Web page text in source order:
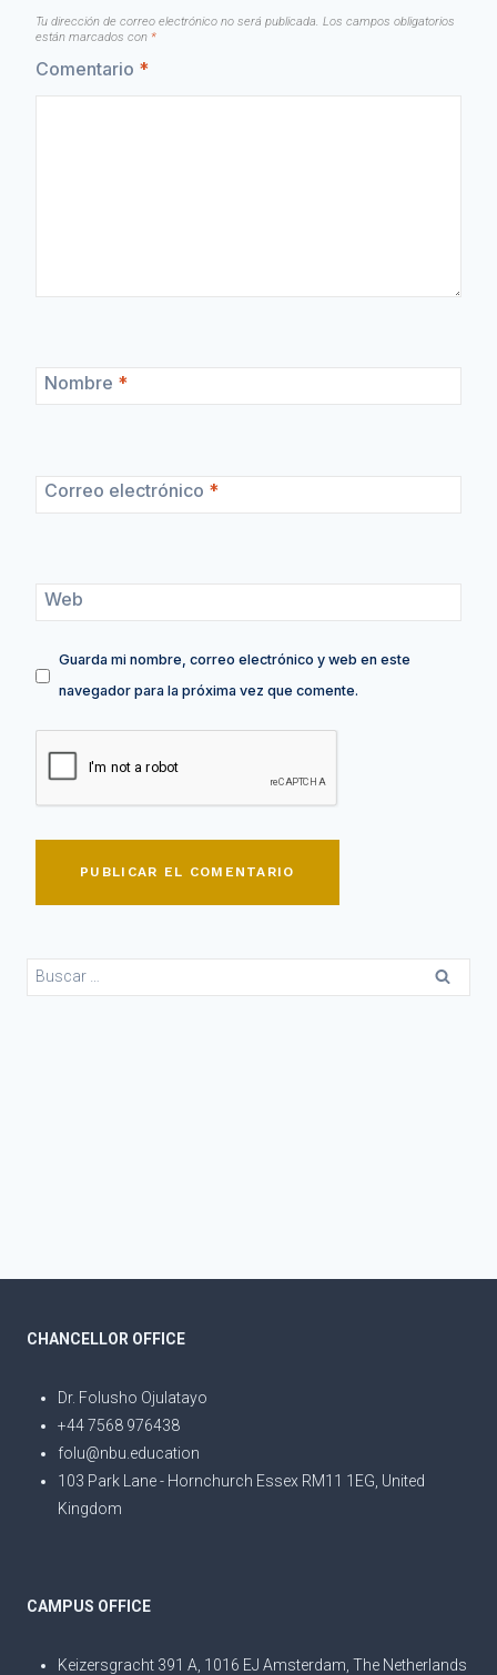
Tu dirección de correo electrónico no será publicada. Los campos obligatorios
están marcados con *
Comentario *
Nombre *
Correo electrónico *
Web
Guarda mi nombre, correo electrónico y web en este
navegador para la próxima vez que comente.
CHANCELLOR OFFICE
Dr. Folusho Ojulatayo
+44 7568 976438
folu@nbu.education
103 Park Lane - Hornchurch Essex RM11 1EG, United
Kingdom
CAMPUS OFFICE
Keizersgracht 391 A, 1016 EJ Amsterdam, The Netherlands